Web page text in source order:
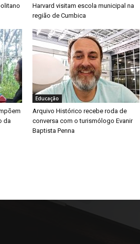
Harvard visitam escola municipal na
região de Cumbica
da
Educação
Arquivo Histórico recebe roda de
conversa com o turismólogo Evanir
Baptista Penna